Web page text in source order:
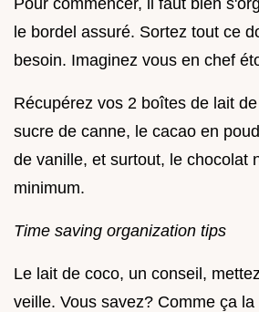
le bordel assuré. Sortez tout ce
besoin. Imaginez vous en chef
Récupérez vos 2 boîtes de lait
sucre de canne, le cacao en
de vanille, et surtout, le chocolat
minimum.
Time saving organization tips
Le lait de coco, un conseil,
veille. Vous savez? Comme ça